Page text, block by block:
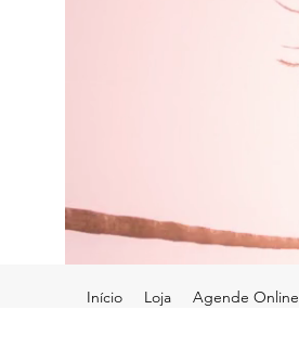
Início Loja Agende Online